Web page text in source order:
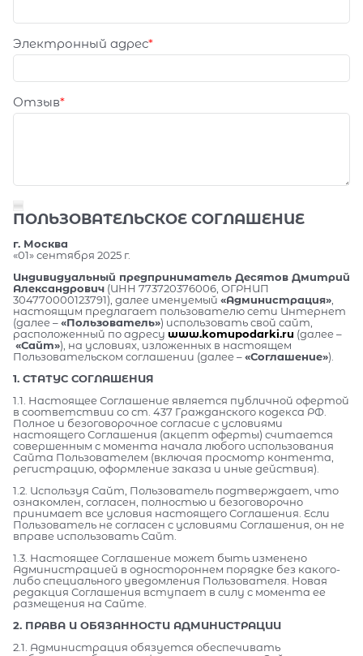
Электронный адрес
Отзыв
ПОЛЬЗОВАТЕЛЬСКОЕ СОГЛАШЕНИЕ
г. Москва
«01» сентября 2025 г.
Индивидуальный предприниматель Десятов Дмитрий
Александрович (ИНН 773720376006, ОГРНИП
304770000123791), далее именуемый «Администрация»
настоящим предлагает пользователю сети Интернет
(далее –«Пользователь») использовать свой сайт,
расположенный по адресу www.komupodarki.ru (далее –
«Сайт»), на условиях, изложенных в настоящем
Пользовательском соглашении (далее –«Соглашение»).
1. СТАТУС СОГЛАШЕНИЯ
1.1. Настоящее Соглашение является публичной офертой
в соответствии со ст. 437 Гражданского кодекса РФ.
Полное и безоговорочное согласие с условиями
настоящего Соглашения (акцепт оферты) считается
совершенным с момента начала любого использования
Сайта Пользователем (включая просмотр контента,
регистрацию, оформление заказа и иные действия).
1.2. Используя Сайт, Пользователь подтверждает, что
ознакомлен, согласен, полностью и безоговорочно
принимает все условия настоящего Соглашения. Если
Пользователь не согласен с условиями Соглашения, он не
вправе использовать Сайт.
1.3. Настоящее Соглашение может быть изменено
Администрацией в одностороннем порядке без какого-
либо специального уведомления Пользователя. Новая
редакция Соглашения вступает в силу с момента ее
размещения на Сайте.
2. ПРАВА И ОБЯЗАННОСТИ АДМИНИСТРАЦИИ
2.1. Администрация обязуется обеспечивать